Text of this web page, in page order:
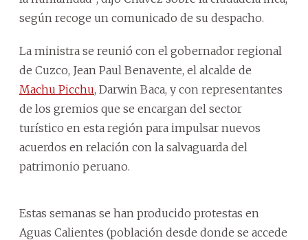
según recoge un comunicado de su despacho.
La ministra se reunió con el gobernador regional
de Cuzco, Jean Paul Benavente, el alcalde de
Machu Picchu, Darwin Baca, y con representantes
de los gremios que se encargan del sector
turístico en esta región para impulsar nuevos
acuerdos en relación con la salvaguarda del
patrimonio peruano.
Estas semanas se han producido protestas en
Aguas Calientes (población desde donde se accede